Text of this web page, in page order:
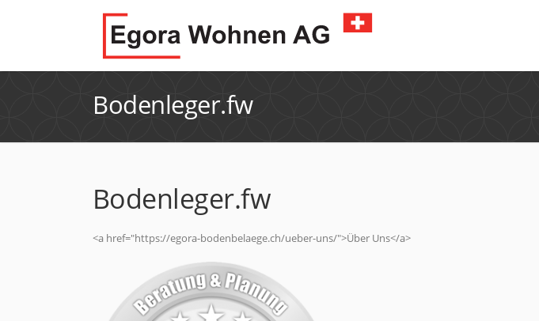
Bodenleger.fw
Bodenleger.fw
<a href="https://egora-bodenbelaege.ch/ueber-uns/">Über Uns</a>